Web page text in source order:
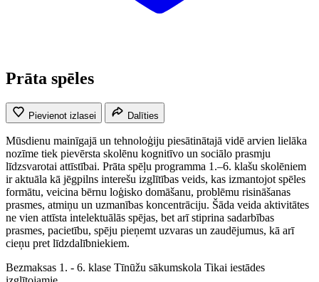
Prāta spēles
Pievienot izlasei Dalīties
Mūsdienu mainīgajā un tehnoloģiju piesātinātajā vidē arvien lielāka
nozīme tiek pievērsta skolēnu kognitīvo un sociālo prasmju
līdzsvarotai attīstībai. Prāta spēļu programma 1.–6. klašu skolēniem
ir aktuāla kā jēgpilns interešu izglītības veids, kas izmantojot spēles
formātu, veicina bērnu loģisko domāšanu, problēmu risināšanas
prasmes, atmiņu un uzmanības koncentrāciju. Šāda veida aktivitātes
ne vien attīsta intelektuālās spējas, bet arī stiprina sadarbības
prasmes, pacietību, spēju pieņemt uzvaras un zaudējumus, kā arī
cieņu pret līdzdalībniekiem.
Bezmaksas 1. - 6. klase Tīnūžu sākumskola Tikai iestādes